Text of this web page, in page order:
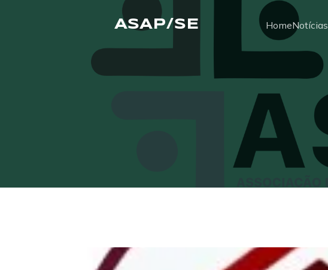
ASAP/SE HomeNotícias